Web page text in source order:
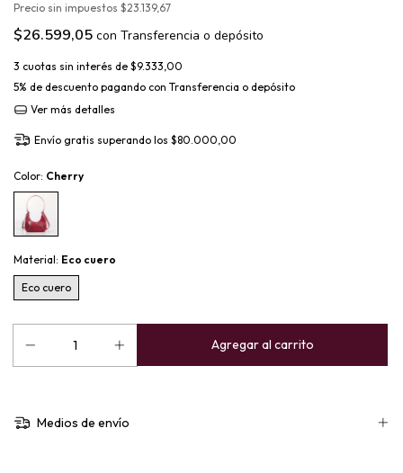
Precio sin impuestos $23.139,67
$26.599,05 con Transferencia o depósito
3 cuotas sin interés de $9.333,00
5% de descuento pagando con Transferencia o depósito
Ver más detalles
Envío gratis superando los $80.000,00
Color: Cherry
Material: Eco cuero
Eco cuero
Medios de envío